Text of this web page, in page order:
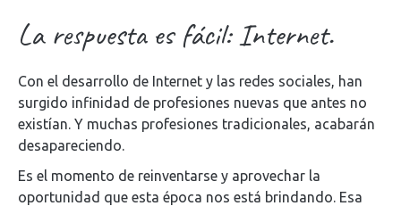
La respuesta es fácil: Internet.
Con el desarrollo de Internet y las redes sociales, han
surgido infinidad de profesiones nuevas que antes no
existían. Y muchas profesiones tradicionales, acabarán
desapareciendo.
Es el momento de reinventarse y aprovechar la
oportunidad que esta época nos está brindando. Esa